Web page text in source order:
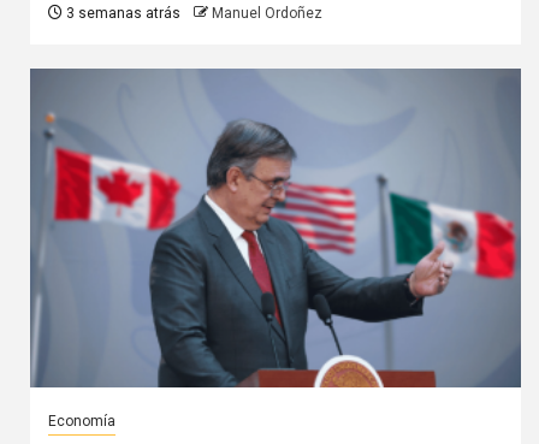
3 semanas atrás Manuel Ordoñez
Economía